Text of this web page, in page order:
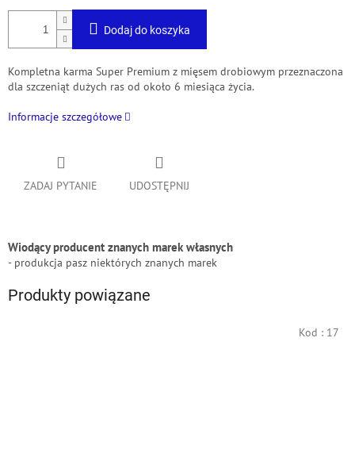
Dodaj do koszyka
Kompletna karma Super Premium z mięsem drobiowym przeznaczona
dla szczeniąt dużych ras od około 6 miesiąca życia.
Informacje szczegółowe
ZADAJ PYTANIE UDOSTĘPNIJ
Wiodący producent znanych marek własnych
- produkcja pasz niektórych znanych marek
Produkty powiązane
Kod : 17